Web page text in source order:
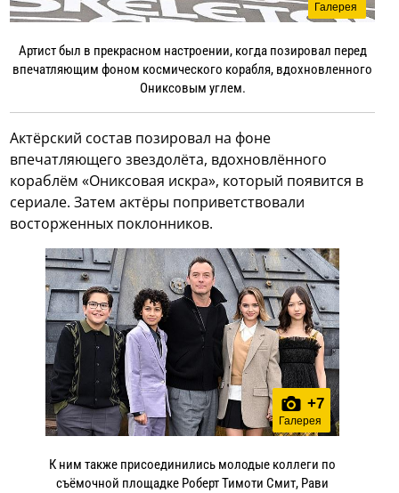
Галерея
Артист был в прекрасном настроении, когда позировал перед
впечатляющим фоном космического корабля, вдохновленного
Ониксовым углем.
Актёрский состав позировал на фоне
впечатляющего звездолёта, вдохновлённого
кораблём «Ониксовая искра», который появится в
сериале. Затем актёры поприветствовали
восторженных поклонников.
+7
Галерея
К ним также присоединились молодые коллеги по
съёмочной площадке Роберт Тимоти Смит, Рави